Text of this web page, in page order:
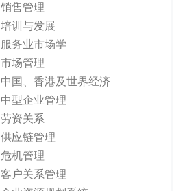
销售管理
培训与发展
服务业市场学
市场管理
中国、香港及世界经济
中型企业管理
劳资关系
供应链管理
危机管理
客户关系管理